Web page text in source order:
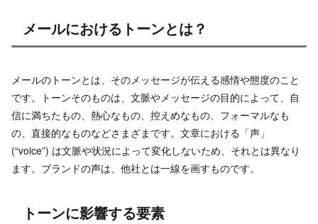
メールにおけるトーンとは？
メールのトーンとは、そのメッセージが伝える感情や態度のこと
です。トーンそのものは、文脈やメッセージの目的によって、自
信に満ちたもの、熱心なもの、控えめなもの、フォーマルなも
の、直接的なものなどさまざまです。文章における「声」
(“voice”) は文脈や状況によって変化しないため、それとは異なり
ます。ブランドの声は、他社とは一線を画すものです。
トーンに影響する要素